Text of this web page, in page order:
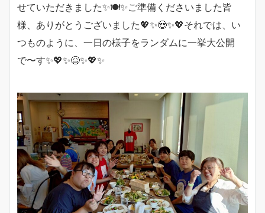
せていただきました✨🍽✨ご準備くださいました皆
様、ありがとうございました💖✨😍✨💖それでは、い
つものように、一日の様子をランダムに一挙大公開
で〜す✨💖✨😆✨💖✨